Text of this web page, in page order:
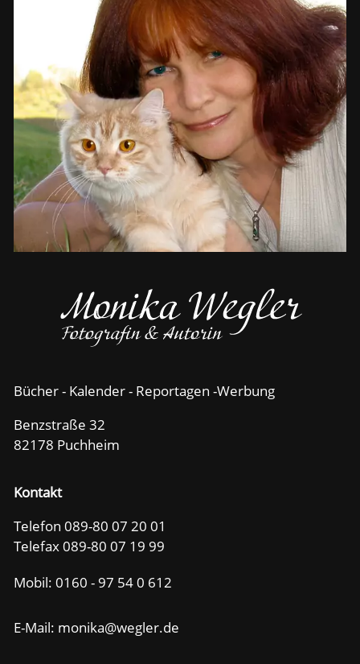
Bücher - Kalender - Reportagen -Werbung
Benzstraße 32
82178 Puchheim
Kontakt
Telefon 089-80 07 20 01
Telefax 089-80 07 19 99
Mobil: 0160 - 97 54 0 612
E-Mail: m n k w gl r d